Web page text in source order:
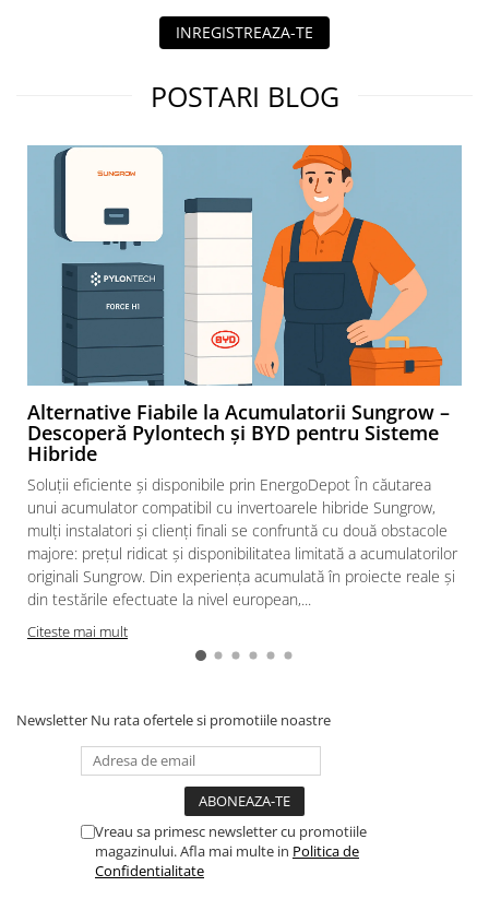
INREGISTREAZA-TE
POSTARI BLOG
Alternative Fiabile la Acumulatorii Sungrow –
Descoperă Pylontech și BYD pentru Sisteme
Hibride
Soluții eficiente și disponibile prin EnergoDepot În căutarea
unui acumulator compatibil cu invertoarele hibride Sungrow,
mulți instalatori și clienți finali se confruntă cu două obstacole
majore: prețul ridicat și disponibilitatea limitată a acumulatorilor
originali Sungrow. Din experiența acumulată în proiecte reale și
din testările efectuate la nivel european,...
Citeste mai mult
Newsletter Nu rata ofertele si promotiile noastre
Vreau sa primesc newsletter cu promotiile
magazinului. Afla mai multe in Politica de
Confidentialitate